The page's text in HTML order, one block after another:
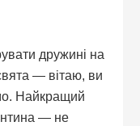
дружині на
— вітаю, ви
Найкращий
— не